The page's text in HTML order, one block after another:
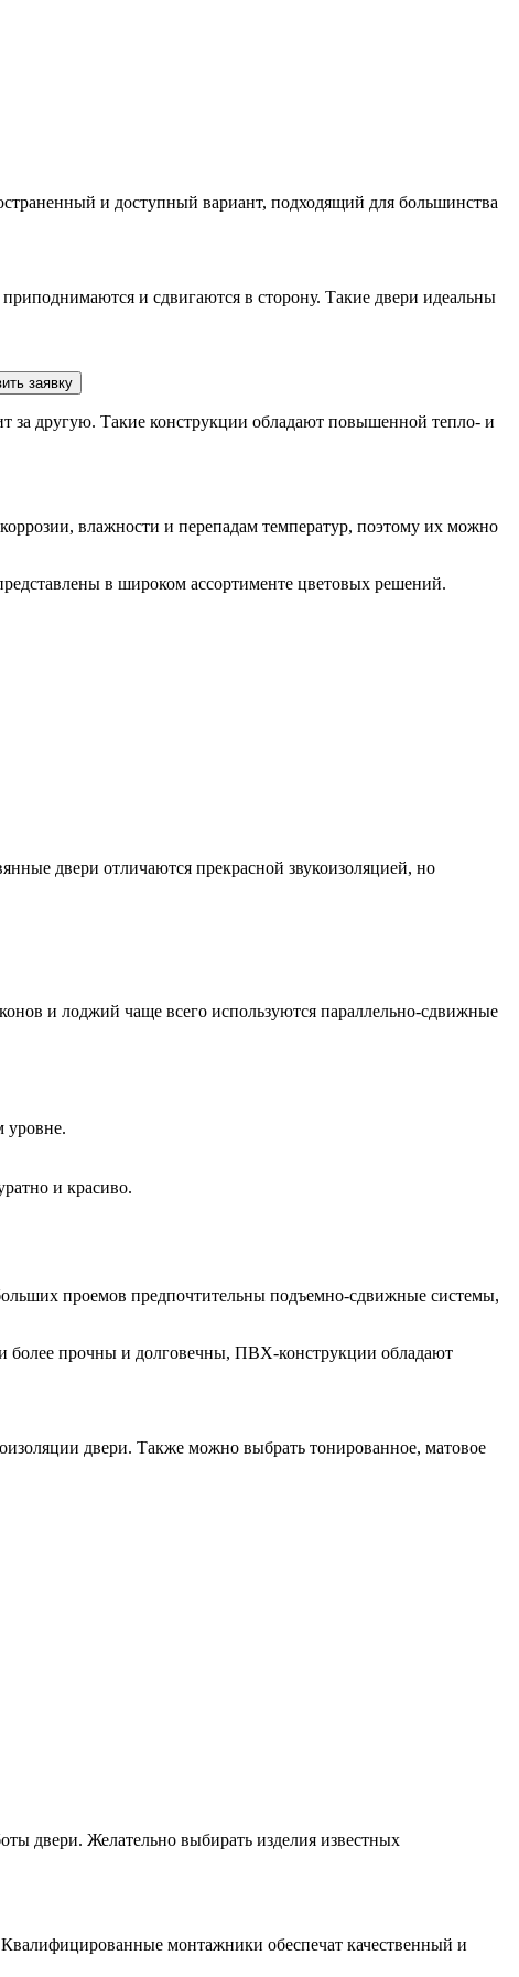
и доступный вариант, подходящий для большинства
и сдвигаются в сторону. Такие двери идеальны
заявку
за другую. Такие конструкции обладают повышенной тепло- и
влажности и перепадам температур, поэтому их можно
в широком ассортименте цветовых решений.
двери отличаются прекрасной звукоизоляцией, но
и лоджий чаще всего используются параллельно-сдвижные
уровне.
и красиво.
проемов предпочтительны подъемно-сдвижные системы,
более прочны и долговечны, ПВХ-конструкции обладают
двери. Также можно выбрать тонированное, матовое
двери. Желательно выбирать изделия известных
монтажники обеспечат качественный и